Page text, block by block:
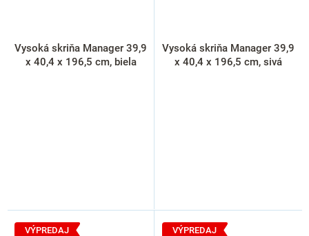
Vysoká skriňa Manager 39,9
x 40,4 x 196,5 cm, biela
Vysoká skriňa Manager 39,9
x 40,4 x 196,5 cm, sivá
VÝPREDAJ VÝPREDAJ